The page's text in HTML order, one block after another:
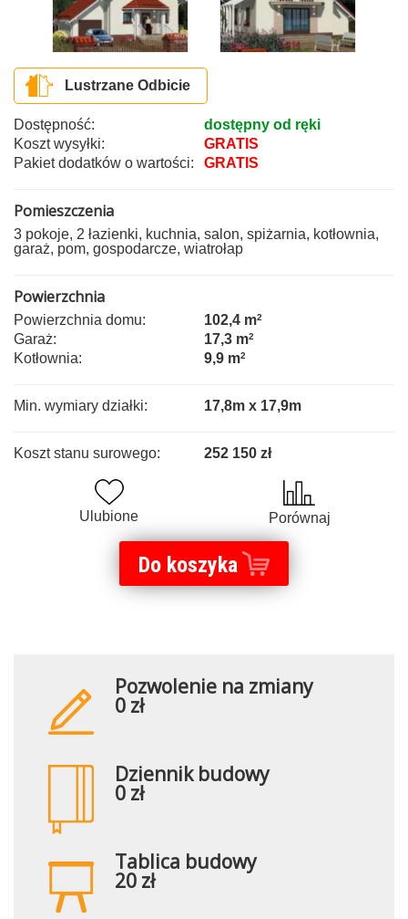
Lustrzane Odbicie
Dostępność:
dostępny od ręki
Koszt wysyłki:
GRATIS
Pakiet dodatków o wartości:
GRATIS
Pomieszczenia
3 pokoje, 2 łazienki, kuchnia, salon, spiżarnia, kotłownia,
garaż, pom, gospodarcze, wiatrołap
Powierzchnia
Powierzchnia domu: 102,4 m2
Garaż: 17,3 m2
Kotłownia: 9,9 m2
Min. wymiary działki: 17,8m x 17,9m
Koszt stanu surowego: 252 150 zł
Do koszyka
Ulubione Porównaj
Pozwolenie na zmiany
0 zł
Dziennik budowy
0 zł
Tablica budowy
20 zł